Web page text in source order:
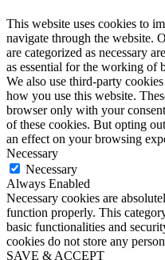
This website uses cookies to
navigate through the website.
are categorized as necessary
as essential for the working of
We also use third-party
how you use this website.
browser only with your
of these cookies. But opting
an effect on your browsing
Necessary
Necessary
Always Enabled
Necessary cookies are
function properly. This
basic functionalities and
cookies do not store any
SAVE & ACCEPT